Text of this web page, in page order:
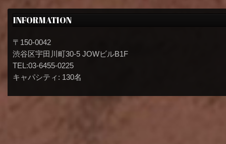
INFORMATION
〒150-0042
渋谷区宇田川町30-5 JOWビルB1F
TEL:03-6455-0225
キャパシティ: 130名